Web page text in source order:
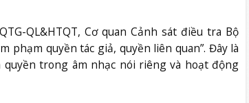
QL&HTQT, Cơ quan Cảnh sát điều tra Bộ
phạm quyền tác giả, quyền liên quan”. Đây là
trong âm nhạc nói riêng và hoạt động